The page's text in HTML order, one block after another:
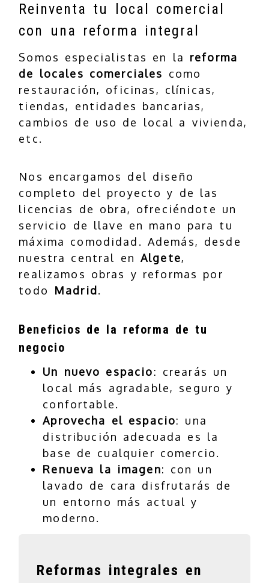
Reinventa tu local comercial
con una reforma integral
Somos especialistas en la reforma
de locales comerciales como
restauración, oficinas, clínicas,
tiendas, entidades bancarias,
cambios de uso de local a vivienda,
etc.
Nos encargamos del diseño
completo del proyecto y de las
licencias de obra, ofreciéndote un
servicio de llave en mano para tu
máxima comodidad. Además, desde
nuestra central en Algete,
realizamos obras y reformas por
todo Madrid.
Beneficios de la reforma de tu
negocio
Un nuevo espacio: crearás un
local más agradable, seguro y
confortable.
Aprovecha el espacio: una
distribución adecuada es la
base de cualquier comercio.
Renueva la imagen: con un
lavado de cara disfrutarás de
un entorno más actual y
moderno.
Reformas integrales en